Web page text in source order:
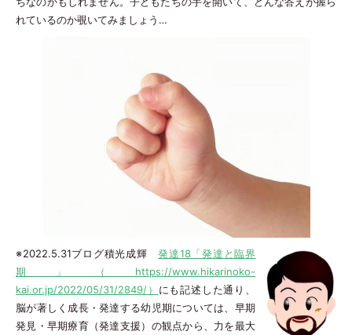
れているのか覗いてみましょう…
※2022.5.31ブログ積光成輝発達18「発達と臨界
期」（https://www.hikarinoko-
kai.or.jp/2022/05/31/2849/） にも記述した通り、
脳が著しく成長・発達する幼児期については、早期
発見・早期療育（発達支援）の観点から、力を最大